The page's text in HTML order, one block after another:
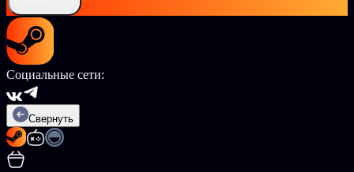
Социальные сети:
Свернуть